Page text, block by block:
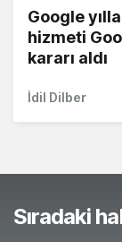
Google
hizmeti
kararı aldı
İdil Dilber
Sıradaki